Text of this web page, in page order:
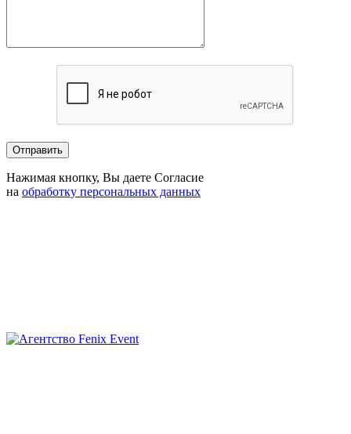
Нажимая кнопку, Вы даете Согласие
на обработку персональных данных
Агентство